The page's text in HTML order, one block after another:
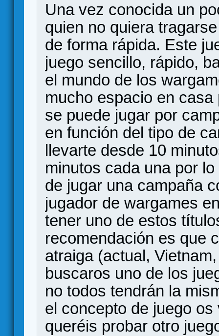
Una vez conocida un
quien no quiera
de forma rápida. Este
juego sencillo, rápido,
el mundo de los
mucho espacio en
se puede jugar por
en función del tipo de
llevarte desde 10
minutos cada una por
de jugar una campaña
jugador de wargames
tener uno de estos
recomendación es que
atraiga (actual,
buscaros uno de los
no todos tendrán la
el concepto de juego
queréis probar otro